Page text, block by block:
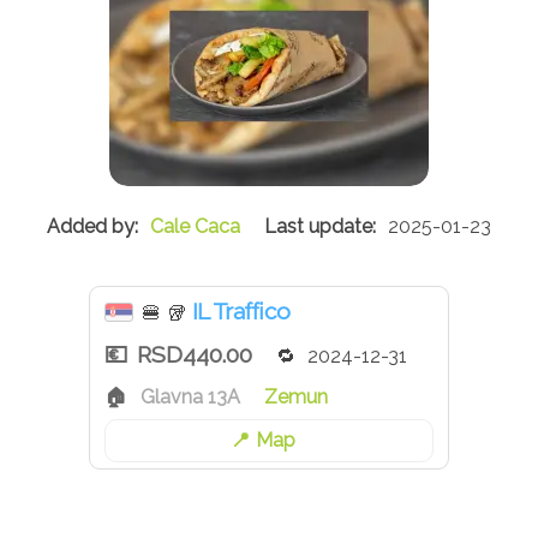
Cale Caca 2025-01-23
🍔 🥡 IL Traffico
RSD440.00
2024-12-31
Glavna 13A
Zemun
Map